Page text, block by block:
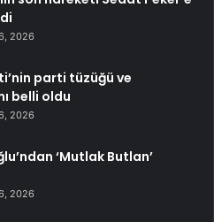
2026
parti tüzüğü ve
belli oldu
2026
‘Mutlak Butlan’
2026